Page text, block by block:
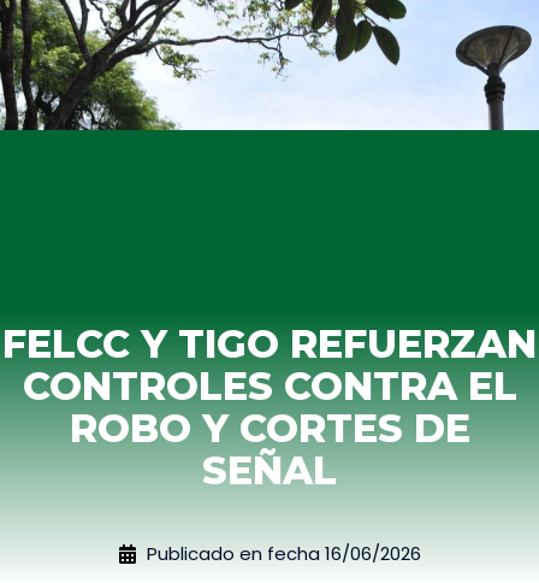
FELCC Y TIGO REFUERZAN
CONTROLES CONTRA EL
ROBO Y CORTES DE
SEÑAL
Publicado en fecha 16/06/2026